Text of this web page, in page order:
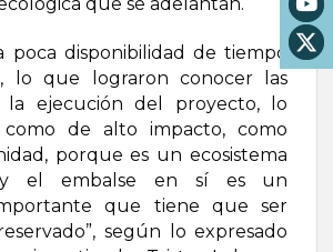
poca disponibilidad de tiempo
lo que lograron conocer las
la ejecución del proyecto, lo
como de alto impacto, como
porque es un ecosistema
y el embalse en sí es un
que tiene que ser
según lo expresado